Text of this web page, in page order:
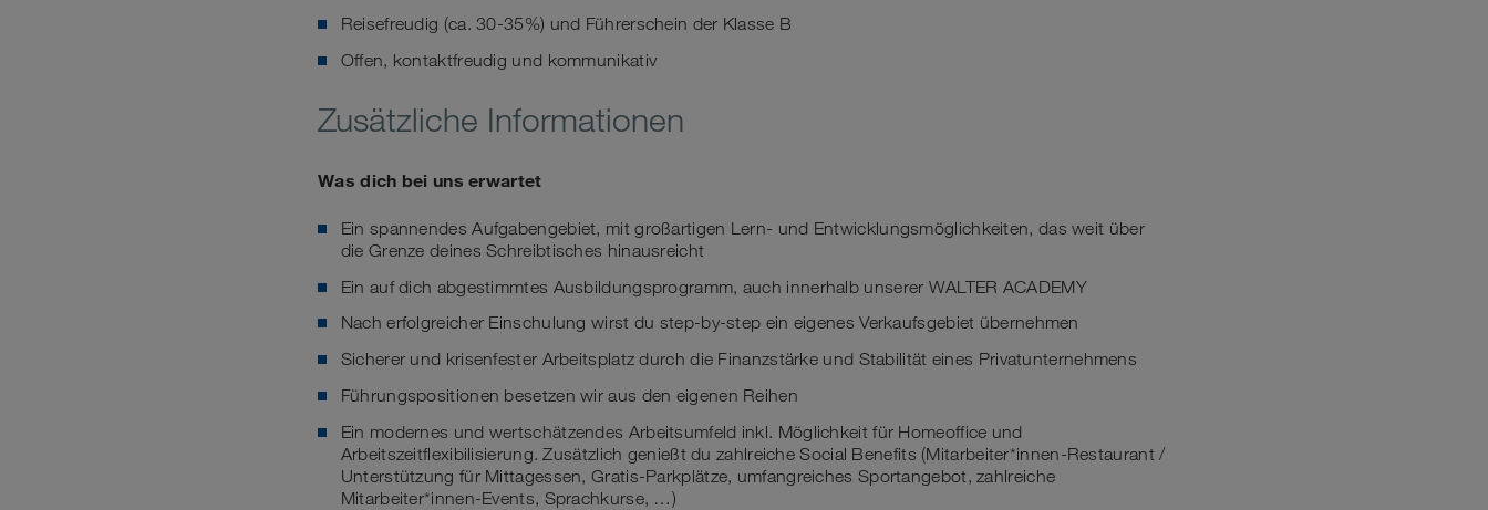
Reisefreudig (ca. 30-35%) und Führerschein der Klasse B
Offen, kontaktfreudig und kommunikativ
Zusätzliche Informationen
Was dich bei uns erwartet
Ein spannendes Aufgabengebiet, mit großartigen Lern- und Entwicklungsmöglichkeiten, das weit über
die Grenze deines Schreibtisches hinausreicht
Ein auf dich abgestimmtes Ausbildungsprogramm, auch innerhalb unserer WALTER ACADEMY
Nach erfolgreicher Einschulung wirst du step-by-step ein eigenes Verkaufsgebiet übernehmen
Sicherer und krisenfester Arbeitsplatz durch die Finanzstärke und Stabilität eines Privatunternehmens
Führungspositionen besetzen wir aus den eigenen Reihen
Ein modernes und wertschätzendes Arbeitsumfeld inkl. Möglichkeit für Homeoffice und
Arbeitszeitflexibilisierung. Zusätzlich genießt du zahlreiche Social Benefits (Mitarbeiter*innen-Restaurant /
Unterstützung für Mittagessen, Gratis-Parkplätze, umfangreiches Sportangebot, zahlreiche
Mitarbeiter*innen-Events, Sprachkurse, …)